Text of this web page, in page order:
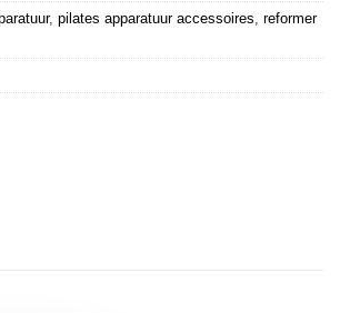
, pilates apparatuur accessoires, reformer